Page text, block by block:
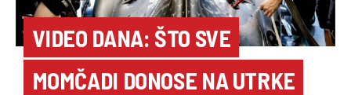
VIDEO DANA: ŠTO SVE
MOMČADI DONOSE NA UTRKE